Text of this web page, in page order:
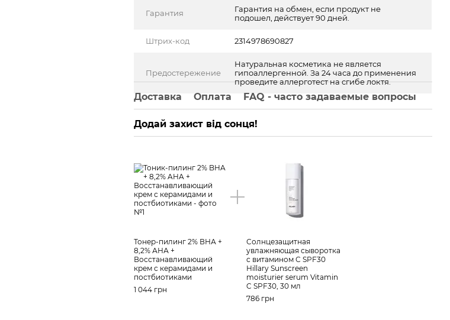
Гарантия
Гарантия на обмен, если продукт не
подошел, действует 90 дней.
Штрих-код 2314978690827
Предостережение
Натуральная косметика не является
гипоаллергенной. За 24 часа до применения
проведите аллерготест на сгибе локтя.
Доставка Оплата FAQ - часто задаваемые вопросы
Додай захист від сонця!
Тонер-пилинг 2% ВНА +
8,2% АНА +
Восстанавливающий
крем с керамидами и
постбиотиками
1 044 грн
Солнцезащитная
увлажняющая сыворотка
с витамином С SPF30
Hillary Sunscreen
moisturier serum Vitamin
C SPF30, 30 мл
786 грн